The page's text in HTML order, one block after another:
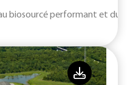
biosourcé performant et